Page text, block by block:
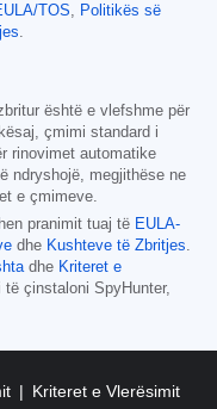
TOS, Politikës së
.
është e vlefshme për
çmimi standard i
rinovimet automatike
ndryshojë, megjithëse ne
e çmimeve.
pranimit tuaj të EULA-
dhe Kushteve të Zbritjes.
dhe Kriteret e
të çinstaloni SpyHunter,
Kriteret e Vlerësimit